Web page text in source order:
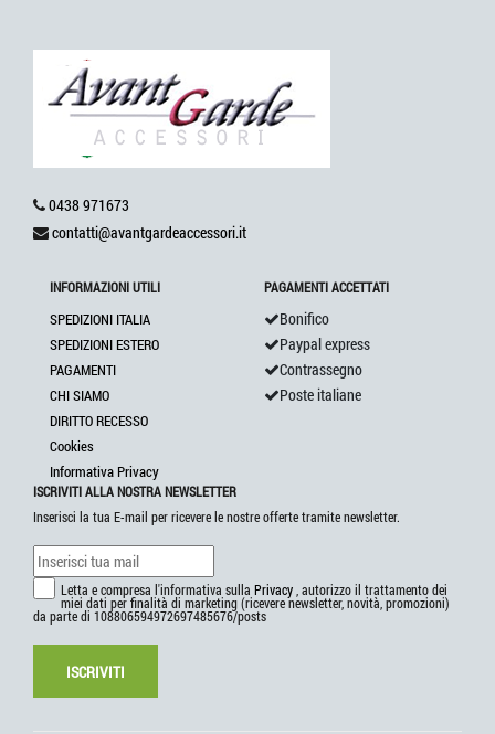
0438 971673
contatti@avantgardeaccessori.it
INFORMAZIONI UTILI
SPEDIZIONI ITALIA
SPEDIZIONI ESTERO
PAGAMENTI
CHI SIAMO
DIRITTO RECESSO
Cookies
Informativa Privacy
PAGAMENTI ACCETTATI
Bonifico
Paypal express
Contrassegno
Poste italiane
ISCRIVITI ALLA NOSTRA NEWSLETTER
Inserisci la tua E-mail per ricevere le nostre offerte tramite newsletter.
Letta e compresa l'informativa sulla Privacy , autorizzo il trattamento dei
miei dati per finalità di marketing (ricevere newsletter, novità, promozioni)
da parte di 108806594972697485676/posts
ISCRIVITI